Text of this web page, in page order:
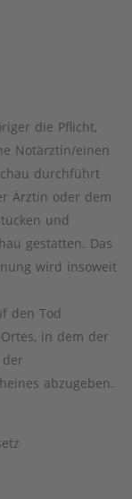
die Pflicht,
Notärztin/einen
durchführt
Ärztin oder dem
und
gestatten. Das
wird insoweit
den Tod
in dem der
abzugeben.